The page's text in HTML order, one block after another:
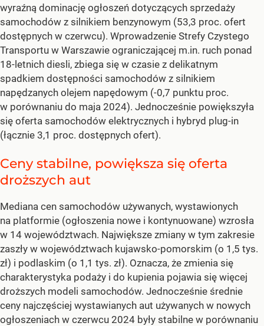
wyraźną dominację ogłoszeń dotyczących sprzedaży
samochodów z silnikiem benzynowym (53,3 proc. ofert
dostępnych w czerwcu). Wprowadzenie Strefy Czystego
Transportu w Warszawie ograniczającej m.in. ruch ponad
18-letnich diesli, zbiega się w czasie z delikatnym
spadkiem dostępności samochodów z silnikiem
napędzanych olejem napędowym (-0,7 punktu proc.
w porównaniu do maja 2024). Jednocześnie powiększyła
się oferta samochodów elektrycznych i hybryd plug-in
(łącznie 3,1 proc. dostępnych ofert).
Ceny stabilne, powiększa się oferta
droższych aut
Mediana cen samochodów używanych, wystawionych
na platformie (ogłoszenia nowe i kontynuowane) wzrosła
w 14 województwach. Największe zmiany w tym zakresie
zaszły w województwach kujawsko-pomorskim (o 1,5 tys.
zł) i podlaskim (o 1,1 tys. zł). Oznacza, że zmienia się
charakterystyka podaży i do kupienia pojawia się więcej
droższych modeli samochodów. Jednocześnie średnie
ceny najczęściej wystawianych aut używanych w nowych
ogłoszeniach w czerwcu 2024 były stabilne w porównaniu